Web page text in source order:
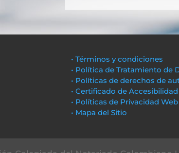
• Términos y condiciones
• Política de Tratamiento de
• Políticas de derechos de
• Certificado de Accesibilidad
• Políticas de Privacidad Web
• Mapa del Sitio